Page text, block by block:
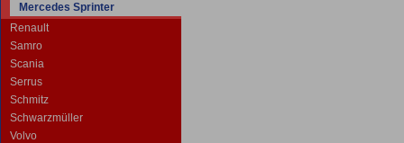
Mercedes Sprinter
Renault
Samro
Scania
Serrus
Schmitz
Schwarzmüller
Volvo